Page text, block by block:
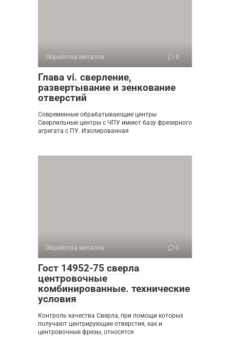
Обработка металла 0
Глава vi. сверление,
развертывание и зенкование
отверстий
Современные обрабатывающие центры
Сверлильные центры с ЧПУ имеют базу фрезерного
агрегата с ПУ. Изолированная
Обработка металла 0
Гост 14952-75 сверла
центровочные
комбинированные. технические
условия
Контроль качества Сверла, при помощи которых
получают центрирующие отверстия, как и
центровочные фрезы, относятся